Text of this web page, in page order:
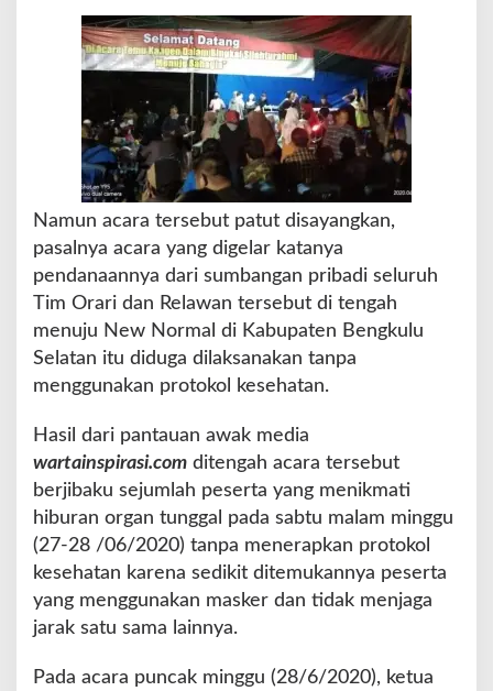
d
u
g
G
e
l
a
r
A
a
a
A
b
a
i
a
n
r
o
t
o
o
l
e
Namun acara tersebut patut disayangkan,
pasalnya acara yang digelar katanya
pendanaannya dari sumbangan pribadi seluruh
Tim Orari dan Relawan tersebut di tengah
menuju New Normal di Kabupaten Bengkulu
Selatan itu diduga dilaksanakan tanpa
menggunakan protokol kesehatan.
Hasil dari pantauan awak media
wartainspirasi.com ditengah acara tersebut
berjibaku sejumlah peserta yang menikmati
hiburan organ tunggal pada sabtu malam minggu
(27-28 /06/2020) tanpa menerapkan protokol
kesehatan karena sedikit ditemukannya peserta
yang menggunakan masker dan tidak menjaga
jarak satu sama lainnya.
Pada acara puncak minggu (28/6/2020), ketua